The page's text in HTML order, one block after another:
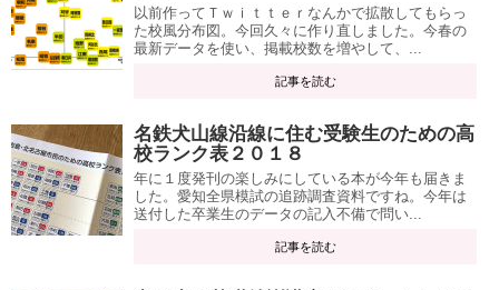
以前作ってＴｗｉｔｔｅｒなんかで拡散してもらっ
た校風分布図。今回久々に作り直しました。今春の
最新データを使い、掲載校数を増やして、...
記事を読む
名鉄犬山線沿線に住む受験生のための高
校ランク表２０１８
年に１度発刊の楽しみにしている本が今年も届きま
した。愛知全県模試の追跡調査資料ですね。今年は
送付した卒業生のデータの記入不備で問い...
記事を読む